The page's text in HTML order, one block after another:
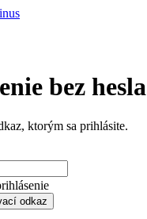
bez hesla
ktorým sa prihlásite.
odkaz